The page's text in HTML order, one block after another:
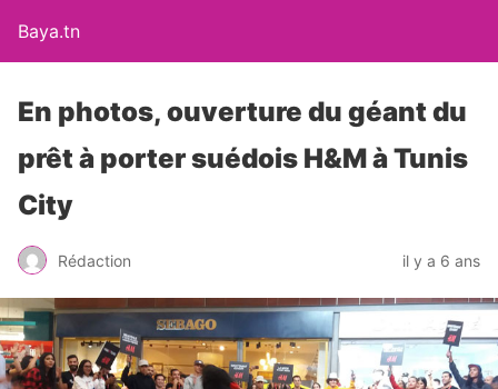
Baya.tn
En photos, ouverture du géant du
prêt à porter suédois H&M à Tunis
City
Rédaction il y a 6 ans